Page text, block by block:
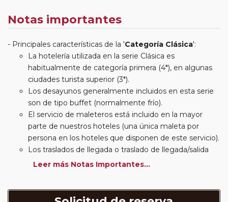
Notas importantes
Principales características de la 'Categoría Clásica':
La hotelería utilizada en la serie Clásica es
habitualmente de categoría primera (4*), en algunas
ciudades turista superior (3*).
Los desayunos generalmente incluidos en esta serie
son de tipo buffet (normalmente frío).
El servicio de maleteros está incluido en la mayor
parte de nuestros hoteles (una única maleta por
persona en los hoteles que disponen de este servicio).
Los traslados de llegada o traslado de llegada/salida
estarán incluidos según itinerario.
suplemento de media pensión (incluirá un número de
Leer más Notas Importantes...